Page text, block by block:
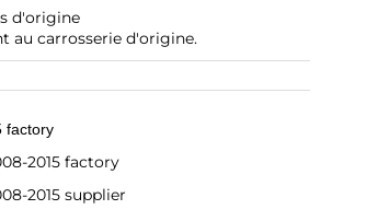
d'origine
au carrosserie d'origine.